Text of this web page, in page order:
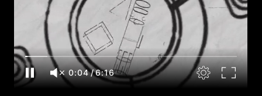
0:04/6:16